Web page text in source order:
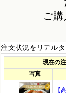
ご購
注文状況をリアルタ